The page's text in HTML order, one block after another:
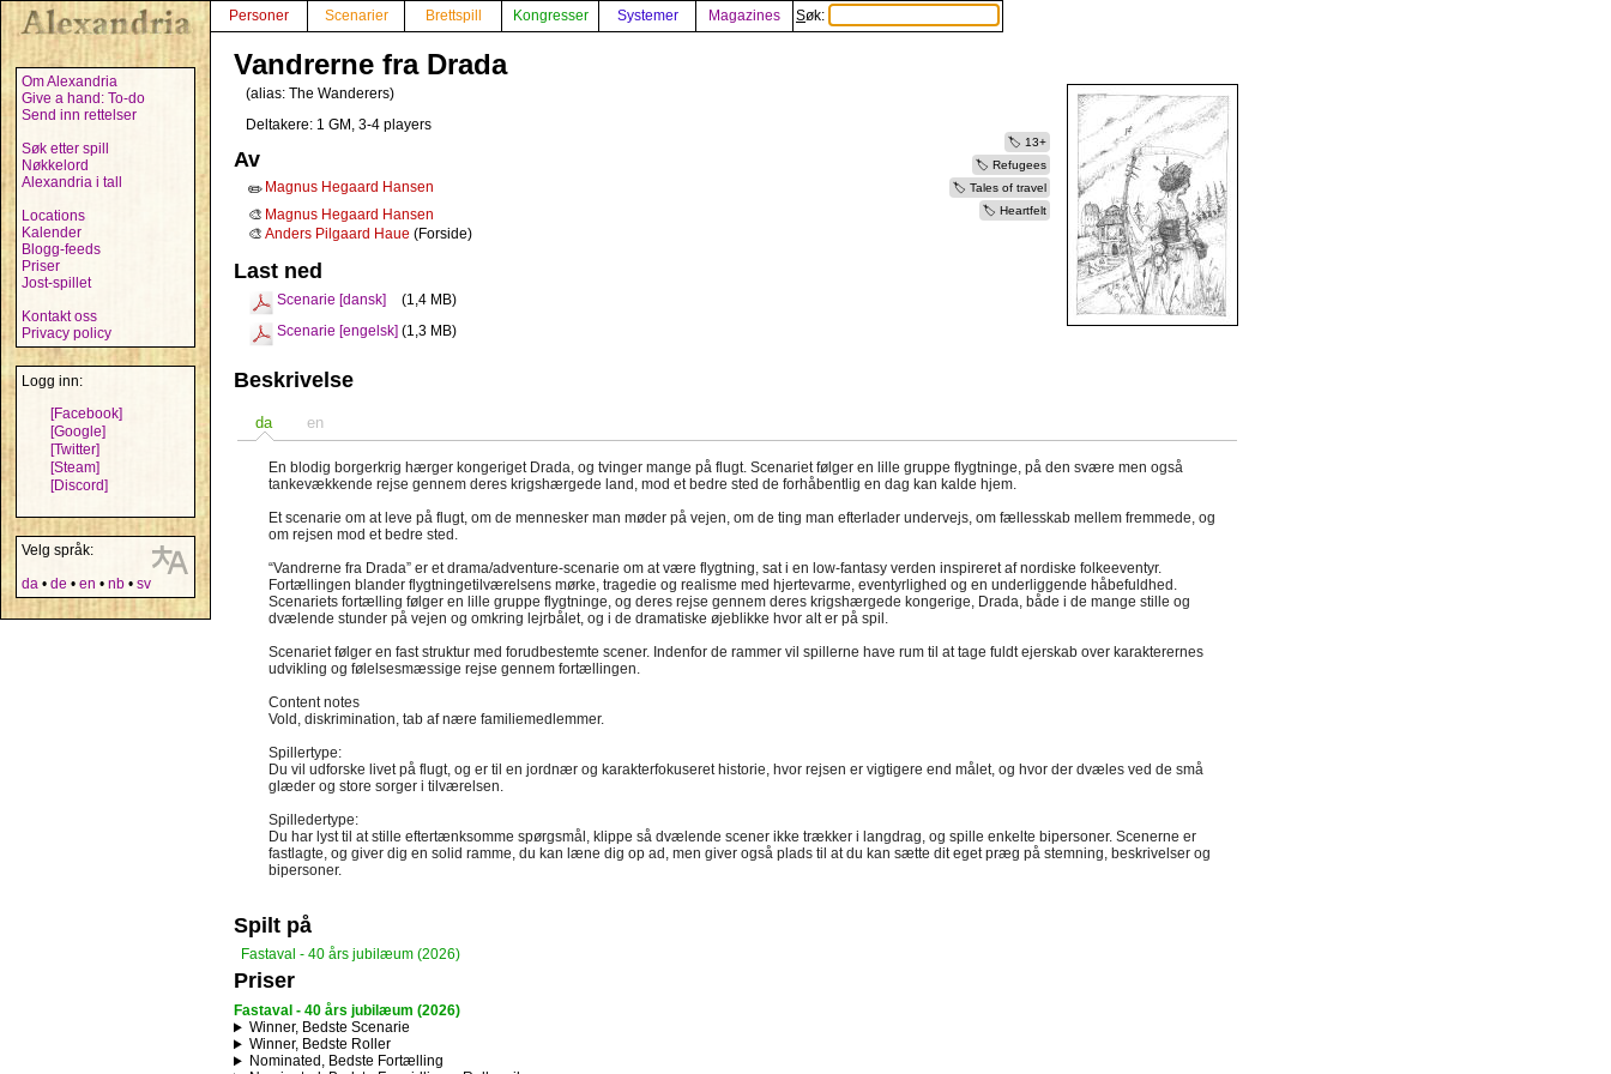
Om Alexandria
Give a hand: To-do
Send inn rettelser
Søk etter spill
Nøkkelord
Alexandria i tall
Locations
Kalender
Blogg-feeds
Priser
Jost-spillet
Kontakt oss
Privacy policy
Logg inn:
[Facebook]
[Google]
[Twitter]
[Steam]
[Discord]
Velg språk:
da • de • en • nb • sv
Personer Scenarier Brettspill Kongresser Systemer Magazines Søk:
Vandrerne fra Drada
(alias: The Wanderers)
13+
Refugees
Tales of travel
Heartfelt
Deltakere: 1 GM, 3-4 players
Av
✏️ Magnus Hegaard Hansen
🎨 Magnus Hegaard Hansen
🎨 Anders Pilgaard Haue (Forside)
Last ned
Scenarie [dansk]
(1,4 MB)
Scenarie [engelsk] (1,3 MB)
Beskrivelse
da en
En blodig borgerkrig hærger kongeriget Drada, og tvinger mange på flugt. Scenariet følger en lille gruppe flygtninge, på den svære men også
tankevækkende rejse gennem deres krigshærgede land, mod et bedre sted de forhåbentlig en dag kan kalde hjem.
Et scenarie om at leve på flugt, om de mennesker man møder på vejen, om de ting man efterlader undervejs, om fællesskab mellem fremmede, og
om rejsen mod et bedre sted.
“Vandrerne fra Drada” er et drama/adventure-scenarie om at være flygtning, sat i en low-fantasy verden inspireret af nordiske folkeeventyr.
Fortællingen blander flygtningetilværelsens mørke, tragedie og realisme med hjertevarme, eventyrlighed og en underliggende håbefuldhed.
Scenariets fortælling følger en lille gruppe flygtninge, og deres rejse gennem deres krigshærgede kongerige, Drada, både i de mange stille og
dvælende stunder på vejen og omkring lejrbålet, og i de dramatiske øjeblikke hvor alt er på spil.
Scenariet følger en fast struktur med forudbestemte scener. Indenfor de rammer vil spillerne have rum til at tage fuldt ejerskab over karakterernes
udvikling og følelsesmæssige rejse gennem fortællingen.
Content notes
Vold, diskrimination, tab af nære familiemedlemmer.
Spillertype:
Du vil udforske livet på flugt, og er til en jordnær og karakterfokuseret historie, hvor rejsen er vigtigere end målet, og hvor der dvæles ved de små
glæder og store sorger i tilværelsen.
Spilledertype:
Du har lyst til at stille eftertænksomme spørgsmål, klippe så dvælende scener ikke trækker i langdrag, og spille enkelte bipersoner. Scenerne er
fastlagte, og giver dig en solid ramme, du kan læne dig op ad, men giver også plads til at du kan sætte dit eget præg på stemning, beskrivelser og
bipersoner.
Spilt på
Fastaval - 40 års jubilæum (2026)
Priser
Fastaval - 40 års jubilæum (2026)
Winner, Bedste Scenarie
Winner, Bedste Roller
Nominated, Bedste Fortælling